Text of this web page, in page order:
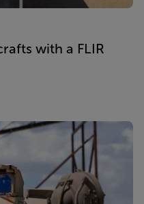
with a FLIR